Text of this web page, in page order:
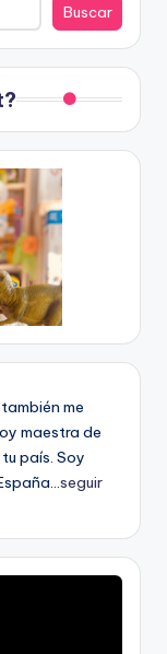
Buscar
me
maestra de
país. Soy
seguir